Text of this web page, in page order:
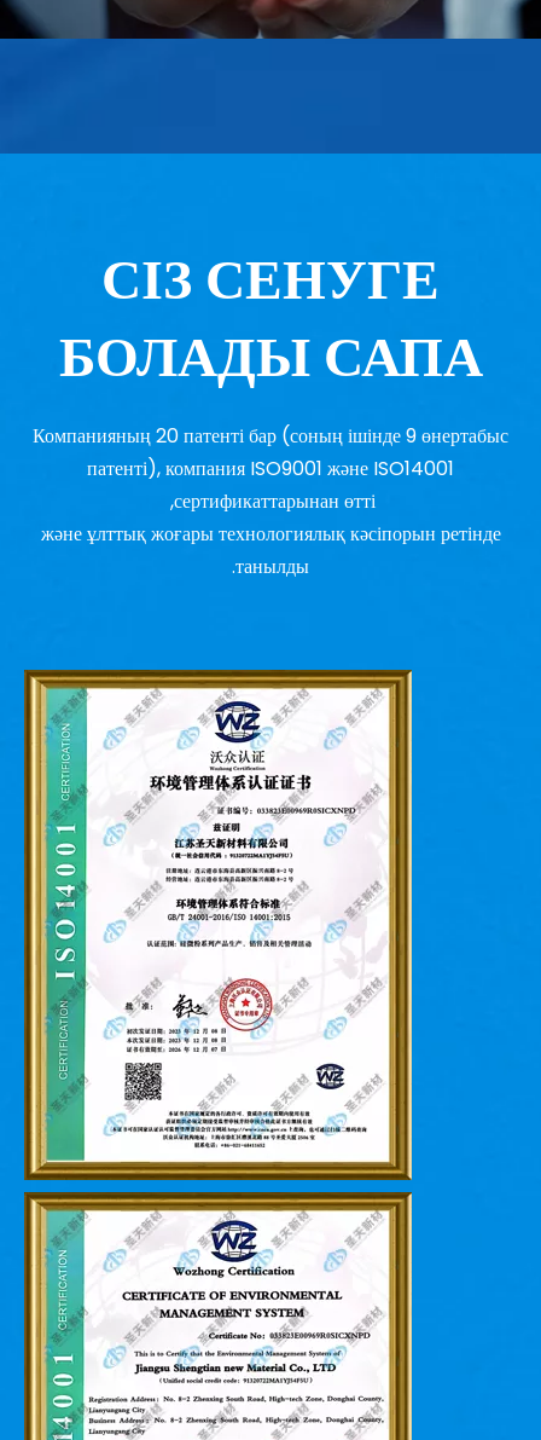
СІЗ СЕНУГЕ
БОЛАДЫ САПА
Компанияның 20 патенті бар (соның ішінде 9 өнертабыс
патенті), компания ISO9001 және ISO14001
сертификаттарынан өтті,
және ұлттық жоғары технологиялық кәсіпорын ретінде
танылды.